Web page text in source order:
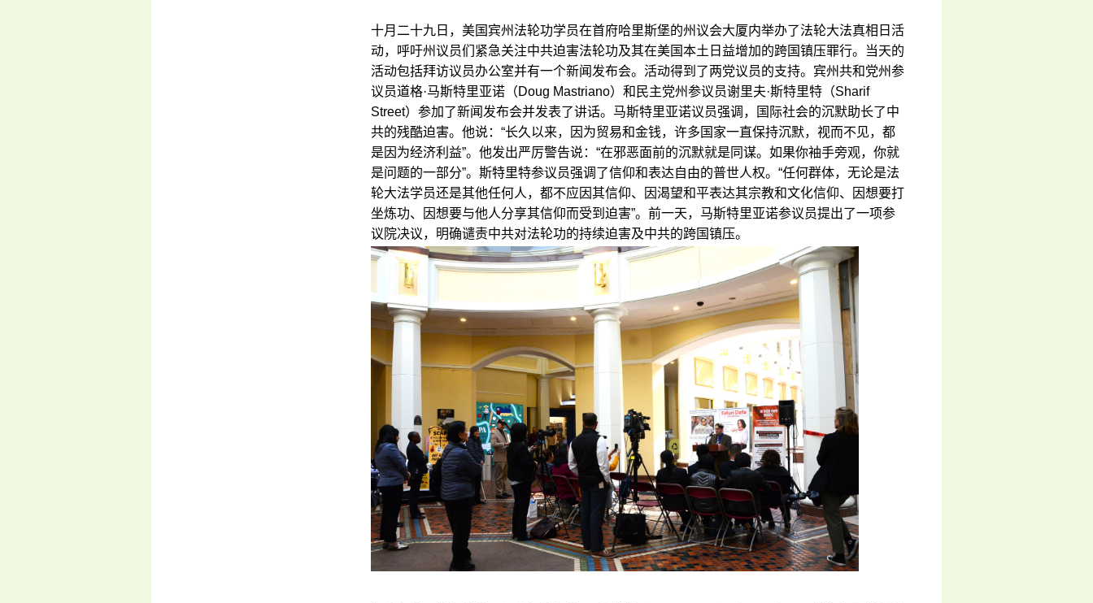
十月二十九日，美国宾州法轮功学员在首府哈里斯堡的州议会大厦内举办了法轮大法真相日活
动，呼吁州议员们紧急关注中共迫害法轮功及其在美国本土日益增加的跨国镇压罪行。当天的
活动包括拜访议员办公室并有一个新闻发布会。活动得到了两党议员的支持。宾州共和党州参
议员道格·马斯特里亚诺（Doug Mastriano）和民主党州参议员谢里夫·斯特里特（Sharif
Street）参加了新闻发布会并发表了讲话。马斯特里亚诺议员强调，国际社会的沉默助长了中
共的残酷迫害。他说：“长久以来，因为贸易和金钱，许多国家一直保持沉默，视而不见，都
是因为经济利益”。他发出严厉警告说：“在邪恶面前的沉默就是同谋。如果你袖手旁观，你就
是问题的一部分”。斯特里特参议员强调了信仰和表达自由的普世人权。“任何群体，无论是法
轮大法学员还是其他任何人，都不应因其信仰、因渴望和平表达其宗教和文化信仰、因想要打
坐炼功、因想要与他人分享其信仰而受到迫害”。前一天，马斯特里亚诺参议员提出了一项参
议院决议，明确谴责中共对法轮功的持续迫害及中共的跨国镇压。